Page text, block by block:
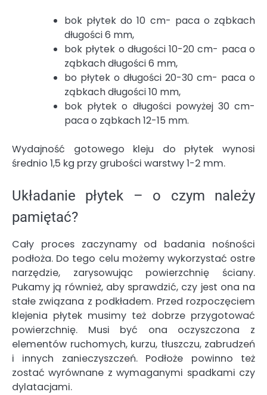
bok płytek do 10 cm- paca o ząbkach
długości 6 mm,
bok płytek o długości 10-20 cm- paca o
ząbkach długości 6 mm,
bo płytek o długości 20-30 cm- paca o
ząbkach długości 10 mm,
bok płytek o długości powyżej 30 cm-
paca o ząbkach 12-15 mm.
Wydajność gotowego kleju do płytek wynosi
średnio 1,5 kg przy grubości warstwy 1-2 mm.
Układanie płytek – o czym należy
pamiętać?
Cały proces zaczynamy od badania nośności
podłoża. Do tego celu możemy wykorzystać ostre
narzędzie, zarysowując powierzchnię ściany.
Pukamy ją również, aby sprawdzić, czy jest ona na
stałe związana z podkładem. Przed rozpoczęciem
klejenia płytek musimy też dobrze przygotować
powierzchnię. Musi być ona oczyszczona z
elementów ruchomych, kurzu, tłuszczu, zabrudzeń
i innych zanieczyszczeń. Podłoże powinno też
zostać wyrównane z wymaganymi spadkami czy
dylatacjami.